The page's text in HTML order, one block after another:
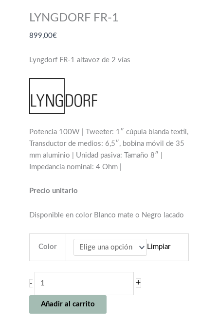
LYNGDORF FR-1
899,00€
Lyngdorf FR-1 altavoz de 2 vías
Potencia 100W | Tweeter: 1″ cúpula blanda textil,
Transductor de medios: 6,5″, bobina móvil de 35
mm aluminio | Unidad pasiva: Tamaño 8″ |
Impedancia nominal: 4 Ohm |
Precio unitario
Disponible en color Blanco mate o Negro lacado
Color Limpiar
-
cantidad
+
Añadir al carrito